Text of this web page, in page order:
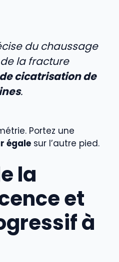
du chaussage
la fracture
cicatrisation de
.
Portez une
égale sur l’autre pied.
la
et
à